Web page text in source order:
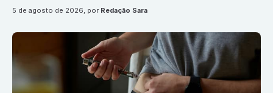
5 de agosto de 2026, por Redação Sara